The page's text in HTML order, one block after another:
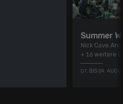
Summer
Nick Cave
+ 16 weitere
07. BIS 09.